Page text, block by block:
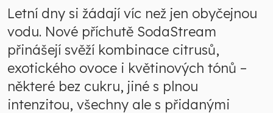
Letní dny si žádají víc než jen obyčejnou
vodu. Nové příchutě SodaStream
přinášejí svěží kombinace citrusů,
exotického ovoce i květinových tónů –
některé bez cukru, jiné s plnou
intenzitou, všechny ale s přidanými